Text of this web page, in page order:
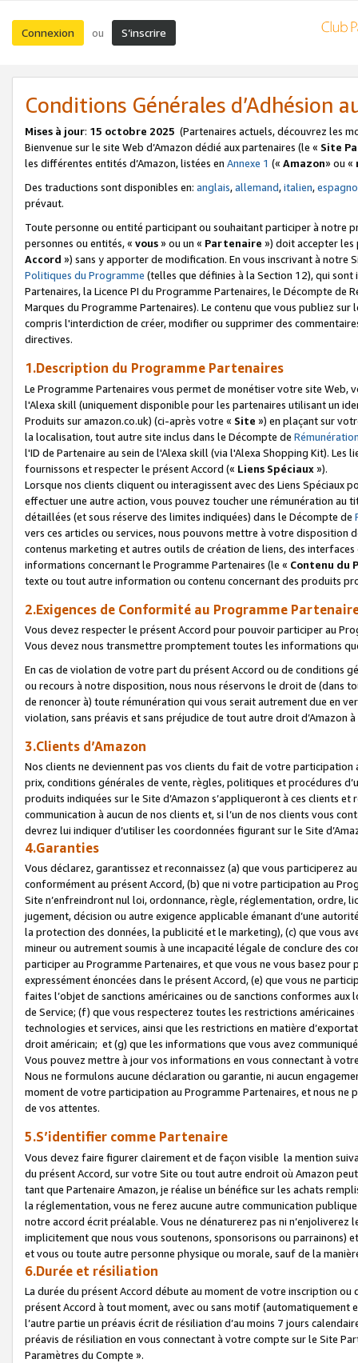
Connexion ou S’inscrire
Conditions Générales d’Adhésion
Mises à jour: 15 octobre 2025 (Partenaires actuels, découvrez les
Bienvenue sur le site Web d’Amazon dédié aux partenaires (le « Site
les différentes entités d’Amazon, listées en Annexe 1 (« Amazon» ou «
Des traductions sont disponibles en: anglais,allemand,italien,
prévaut.
Toute personne ou entité participant ou souhaitant participer à notre
personnes ou entités, « vous» ou un « Partenaire ») doit accepter les
Accord ») sans y apporter de modification. En vous inscrivant à notre
Politiques du Programme (telles que définies à la Section 12), qui
Partenaires, la Licence PI du Programme Partenaires, le Décompte de
Marques du Programme Partenaires). Le contenu que vous publiez
compris l'interdiction de créer, modifier ou supprimer des
directives.
1.Description du Programme Partenaires
Le Programme Partenaires vous permet de monétiser votre site Web,
l'Alexa skill (uniquement disponible pour les partenaires utilisant un
Produits sur amazon.co.uk) (ci-après votre « Site ») en plaçant sur
la localisation, tout autre site inclus dans le Décompte de
l'ID de Partenaire au sein de l'Alexa skill (via l'Alexa Shopping Kit).
fournissons et respecter le présent Accord (« Liens Spéciaux»).
Lorsque nos clients cliquent ou interagissent avec des Liens Spéciaux
effectuer une autre action, vous pouvez toucher une rémunération
détaillées (et sous réserve des limites indiquées) dans le Décompte de
vers ces articles ou services, nous pouvons mettre à votre disposition
contenus marketing et autres outils de création de liens, des
informations concernant le Programme Partenaires (le « Contenu du
texte ou tout autre information ou contenu concernant des produits
2.Exigences de Conformité au Programme
Vous devez respecter le présent Accord pour pouvoir participer au
Vous devez nous transmettre promptement toutes les informations
En cas de violation de votre part du présent Accord ou de conditions
ou recours à notre disposition, nous nous réservons le droit de (dans
de renoncer à) toute rémunération qui vous serait autrement due en
violation, sans préavis et sans préjudice de tout autre droit
3.Clients d’Amazon
Nos clients ne deviennent pas vos clients du fait de votre
prix, conditions générales de vente, règles, politiques et procédures
produits indiquées sur le Site d’Amazon s’appliqueront à ces clients
communication à aucun de nos clients et, si l’un de nos clients vous
devrez lui indiquer d’utiliser les coordonnées figurant sur le Site
4.Garanties
Vous déclarez, garantissez et reconnaissez (a) que vous participerez
conformément au présent Accord, (b) que ni votre participation au
Site n’enfreindront nul loi, ordonnance, règle, réglementation, ordre,
jugement, décision ou autre exigence applicable émanant d’une
la protection des données, la publicité et le marketing), (c) que vous
mineur ou autrement soumis à une incapacité légale de conclure des
participer au Programme Partenaires, et que vous ne vous basez
expressément énoncées dans le présent Accord, (e) que vous ne
faites l’objet de sanctions américaines ou de sanctions conformes
de Service; (f) que vous respecterez toutes les restrictions
technologies et services, ainsi que les restrictions en matière
droit américain; et (g) que les informations que vous avez
Vous pouvez mettre à jour vos informations en vous connectant à
Nous ne formulons aucune déclaration ou garantie, ni aucun
moment de votre participation au Programme Partenaires, et nous
de vos attentes.
5.S’identifier comme Partenaire
Vous devez faire figurer clairement et de façon visible la mention
du présent Accord, sur votre Site ou tout autre endroit où Amazon
tant que Partenaire Amazon, je réalise un bénéfice sur les achats
la réglementation, vous ne ferez aucune autre communication
notre accord écrit préalable. Vous ne dénaturerez pas ni
implicitement que nous vous soutenons, sponsorisons ou parrainons)
et vous ou toute autre personne physique ou morale, sauf de la
6.Durée et résiliation
La durée du présent Accord débute au moment de votre inscription
présent Accord à tout moment, avec ou sans motif (automatiquement
l’autre partie un préavis écrit de résiliation d’au moins 7 jours
préavis de résiliation en vous connectant à votre compte sur le Site
Paramètres du Compte ».